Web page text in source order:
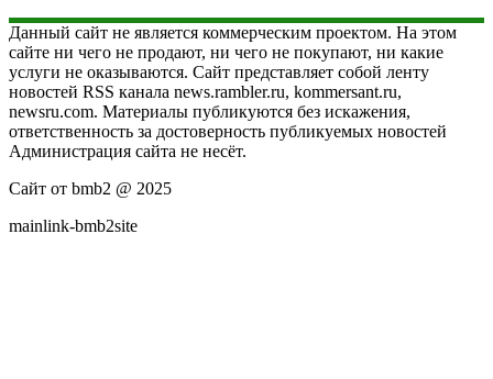
Данный сайт не является коммерческим проектом. На этом
сайте ни чего не продают, ни чего не покупают, ни какие
услуги не оказываются. Сайт представляет собой ленту
новостей RSS канала news.rambler.ru, kommersant.ru,
newsru.com. Материалы публикуются без искажения,
ответственность за достоверность публикуемых новостей
Администрация сайта не несёт.
Сайт от bmb2 @ 2025
mainlink-bmb2site